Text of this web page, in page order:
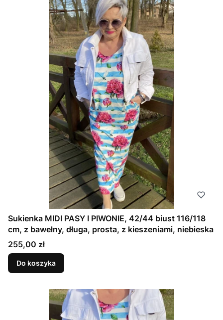
Sukienka MIDI PASY I PIWONIE, 42/44 biust 116/118
cm, z bawełny, długa, prosta, z kieszeniami, niebieska
Cena
255,00 zł
Do koszyka